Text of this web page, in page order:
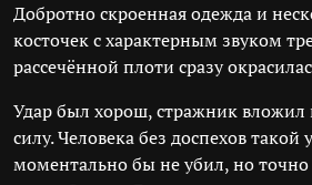
Добротно скроенная одежда и
косточек с характерным звуком
рассечённой плоти сразу
Удар был хорош, стражник вложил
силу. Человека без доспехов такой
моментально бы не убил, но